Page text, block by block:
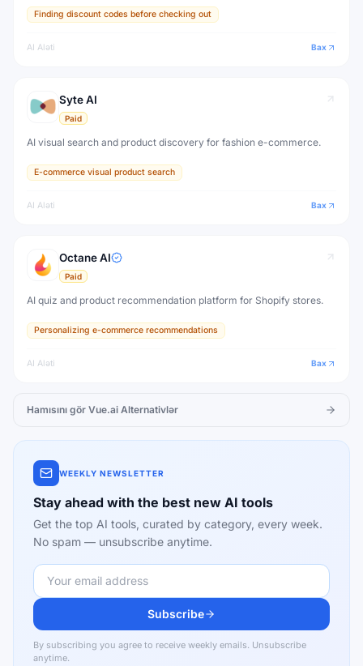
Finding discount codes before checking out
AI Aləti Bax
Syte AI
Paid
AI visual search and product discovery for fashion e-commerce.
E-commerce visual product search
AI Aləti Bax
Octane AI
Paid
AI quiz and product recommendation platform for Shopify stores.
Personalizing e-commerce recommendations
AI Aləti Bax
Hamısını gör Vue.ai Alternativlər
WEEKLY NEWSLETTER
Stay ahead with the best new AI tools
Get the top AI tools, curated by category, every week.
No spam — unsubscribe anytime.
Subscribe
By subscribing you agree to receive weekly emails. Unsubscribe
anytime.